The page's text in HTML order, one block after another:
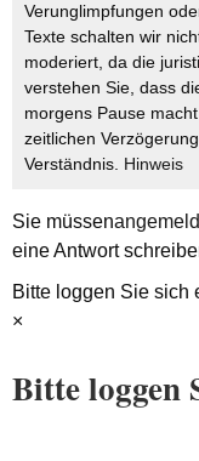
Verunglimpfungen
Texte schalten wir
moderiert, da die
verstehen Sie, dass
morgens Pause
zeitlichen
Verständnis. Hinweis
Sie müssen
eine Antwort
Bitte loggen Sie sich
×
Bitte loggen